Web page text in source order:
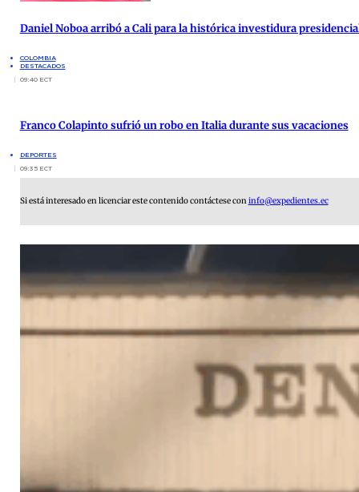
Daniel Noboa arribó a Cali para la histórica investidura
COLOMBIA
DESTACADOS
09:40 ECT
Franco Colapinto sufrió un robo en Italia durante sus vacaciones
DEPORTES
09:35 ECT
Si está interesado en licenciar este contenido contáctese coninfo@expedientes.ec